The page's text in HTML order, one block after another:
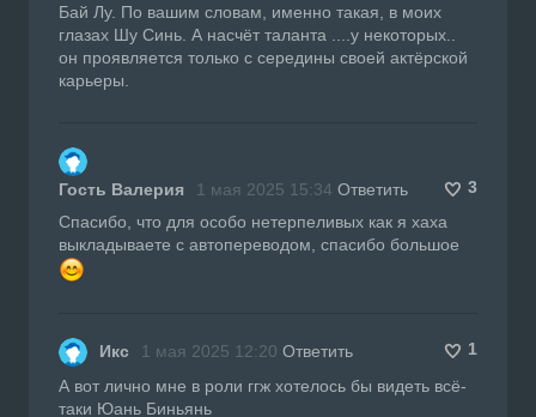
Бай Лу. По вашим словам, именно такая, в моих
глазах Шу Синь. А насчёт таланта ....у некоторых..
он проявляется только с середины своей актёрской
карьеры.
Гость Валерия 1 мая 2025 15:34 Ответить
3
Спасибо, что для особо нетерпеливых как я хаха
выкладываете с автопереводом, спасибо большое
Икс 1 мая 2025 12:20 Ответить
1
А вот лично мне в роли ггж хотелось бы видеть всё-
таки Юань Биньянь